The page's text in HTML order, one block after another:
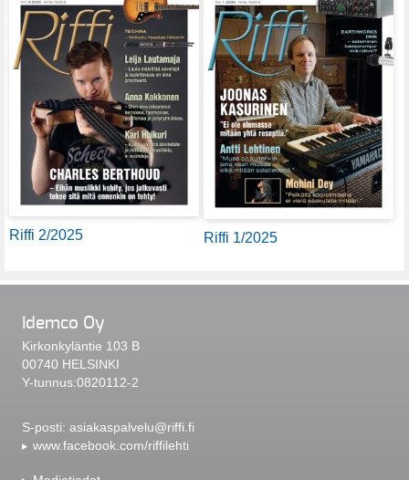
Riffi 2/2025 Riffi 1/2025
Idemco Oy
Kirkonkyläntie 103 B
00740 HELSINKI
Y-tunnus:0820112-2
S-posti: asiakaspalvelu@riffi.fi
www.facebook.com/riffilehti